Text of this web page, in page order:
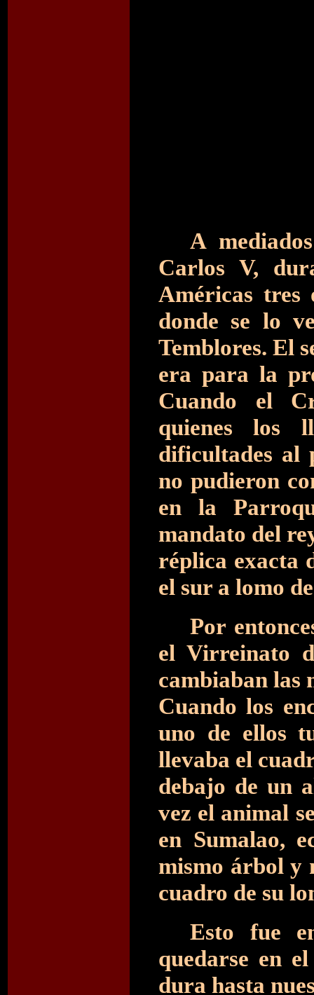
A
Carlos V,
Américas tres
donde se lo
Temblores. El
era para la
Cuando el
quienes los
dificultades al
no pudieron
en la
mandato del
réplica exacta
el sur a lomo
Por
el Virreinato
cambiaban las
Cuando los
uno de ellos
llevaba el
debajo de un
vez el animal
en Sumalao,
mismo árbol y
cuadro de su
Esto fue
quedarse en
dura hasta